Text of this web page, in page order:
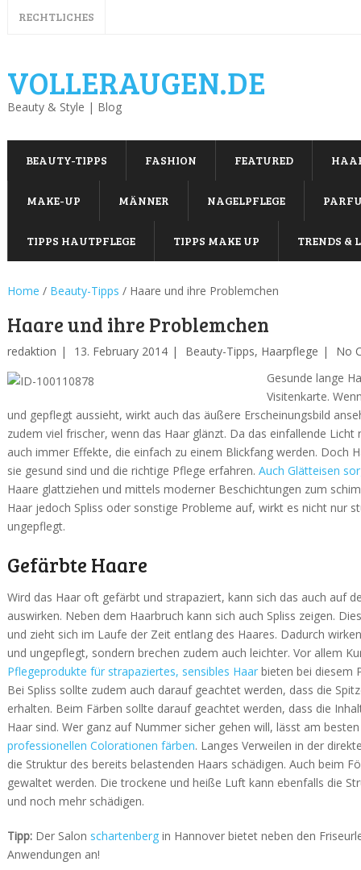
RECHTLICHES
VOLLERAUGEN.DE
Beauty & Style | Blog
BEAUTY-TIPPS FASHION FEATURED
MAKE-UP MÄNNER NAGELPFLEGE
TIPPS HAUTPFLEGE TIPPS MAKE UP TRENDS &
Home / Beauty-Tipps / Haare und ihre Problemchen
Haare und ihre Problemchen
redaktion 13. February 2014 Beauty-Tipps, Haarpflege
No
Gesunde lange
Visitenkarte.
und gepflegt aussieht, wirkt auch das äußere Erscheinungsbild
zudem viel frischer, wenn das Haar glänzt. Da das einfallende
auch immer Effekte, die einfach zu einem Blickfang werden. Doch
sie gesund sind und die richtige Pflege erfahren. Auch Glätteisen
Haare glattziehen und mittels moderner Beschichtungen zum
Haar jedoch Spliss oder sonstige Probleme auf, wirkt es nicht nur
ungepflegt.
Gefärbte Haare
Wird das Haar oft gefärbt und strapaziert, kann sich das auch auf
auswirken. Neben dem Haarbruch kann sich auch Spliss zeigen.
und zieht sich im Laufe der Zeit entlang des Haares. Dadurch
und ungepflegt, sondern brechen zudem auch leichter. Vor allem
Pflegeprodukte für strapaziertes, sensibles Haarbieten bei diesem
Bei Spliss sollte zudem auch darauf geachtet werden, dass die
erhalten. Beim Färben sollte darauf geachtet werden, dass die
Haar sind. Wer ganz auf Nummer sicher gehen will, lässt am
professionellen Colorationen färben. Langes Verweilen in der
die Struktur des bereits belastenden Haars schädigen. Auch beim
gewaltet werden. Die trockene und heiße Luft kann ebenfalls die
und noch mehr schädigen.
Tipp:Der Salon schartenbergin Hannover bietet neben den
Anwendungen an!